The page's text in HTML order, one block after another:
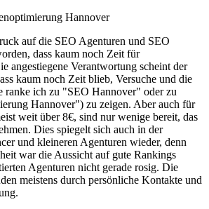
auf die SEO Agenturen und SEO
dass kaum noch Zeit für
angestiegene Verantwortung scheint der
kaum noch Zeit blieb, Versuche und die
ranke ich zu "SEO Hannover" oder zu
Hannover") zu zeigen. Aber auch für
weit über 8€, sind nur wenige bereit, das
Dies spiegelt sich auch in der
und kleineren Agenturen wieder, denn
war die Aussicht auf gute Rankings
Agenturen nicht gerade rosig. Die
meistens durch persönliche Kontakte und